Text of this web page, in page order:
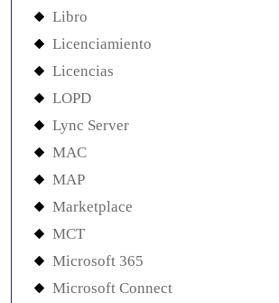
Libro
Licenciamiento
Licencias
LOPD
Lync Server
MAC
MAP
Marketplace
MCT
Microsoft 365
Microsoft Connect